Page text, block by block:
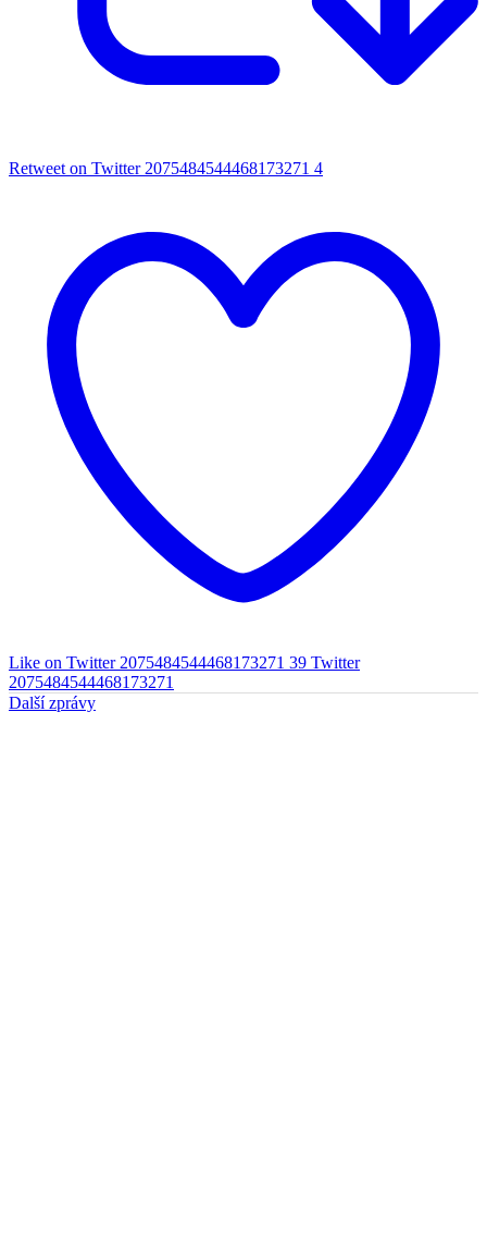
Retweet on Twitter 2075484544468173271 4
Like on Twitter 2075484544468173271 39 Twitter
2075484544468173271
Další zprávy